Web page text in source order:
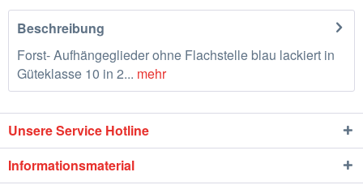
Beschreibung
Forst- Aufhängeglieder ohne Flachstelle blau lackiert in
Güteklasse 10 in 2... mehr
Unsere Service Hotline
Informationsmaterial